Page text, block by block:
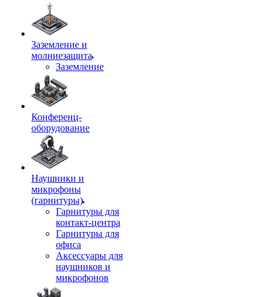
Заземление и
молниезащита
Заземление
Конференц-
оборудование
Наушники и
микрофоны
(гарнитуры)
Гарнитуры для
контакт-центра
Гарнитуры для
офиса
Аксессуары для
наушников и
микрофонов